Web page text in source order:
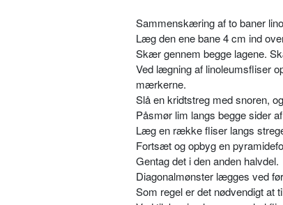
Sammenskæring af to baner
Læg den ene bane 4 cm ind
Skær gennem begge lagene.
Ved lægning af linoleumsfliser
mærkerne.
Slå en kridtstreg med snoren,
Påsmør lim langs begge sider
Læg en række fliser langs
Fortsæt og opbyg en
Gentag det i den anden halvdel.
Diagonalmønster lægges ved
Som regel er det nødvendigt